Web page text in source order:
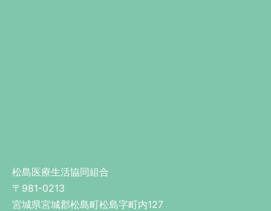
松島医療生活協同組合
〒981-0213
宮城県宮城郡松島町松島字町内127